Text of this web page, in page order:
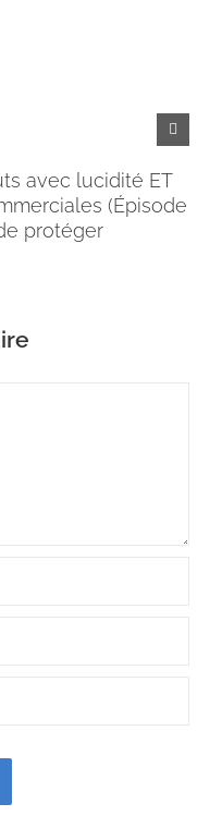
avec lucidité ET
(Épisode
protéger